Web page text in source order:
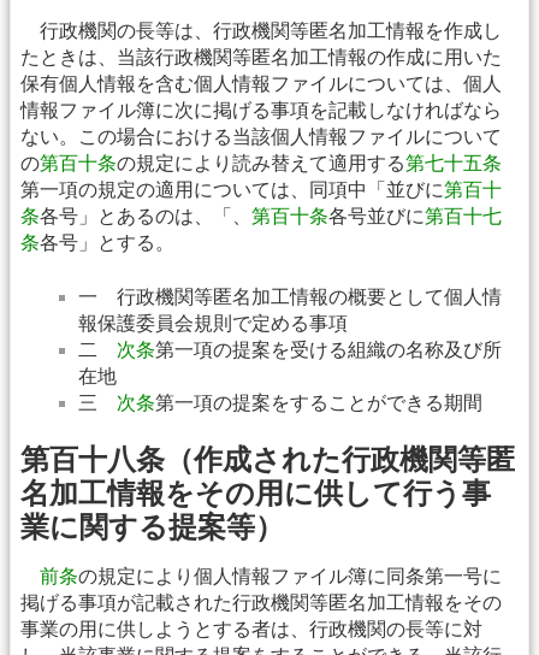
行政機関の長等は、行政機関等匿名加工情報を作成し
たときは、当該行政機関等匿名加工情報の作成に用いた
保有個人情報を含む個人情報ファイルについては、個人
情報ファイル簿に次に掲げる事項を記載しなければなら
ない。この場合における当該個人情報ファイルについて
の第百十条の規定により読み替えて適用する第七十五条
第一項の規定の適用については、同項中「並びに第百十
条各号」とあるのは、「、 第百十条各号並びに第百十七
条各号」とする。
一 行政機関等匿名加工情報の概要として個人情
報保護委員会規則で定める事項
二 次条第一項の提案を受ける組織の名称及び所
在地
三 次条第一項の提案をすることができる期間
第百十八条（作成された行政機関等匿
名加工情報をその用に供して行う事
業に関する提案等）
前条の規定により個人情報ファイル簿に同条第一号に
掲げる事項が記載された行政機関等匿名加工情報をその
事業の用に供しようとする者は、行政機関の長等に対